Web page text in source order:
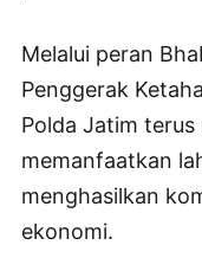
Melalui peran
Penggerak
Polda Jatim
memanfaatkan
menghasilkan
ekonomi.